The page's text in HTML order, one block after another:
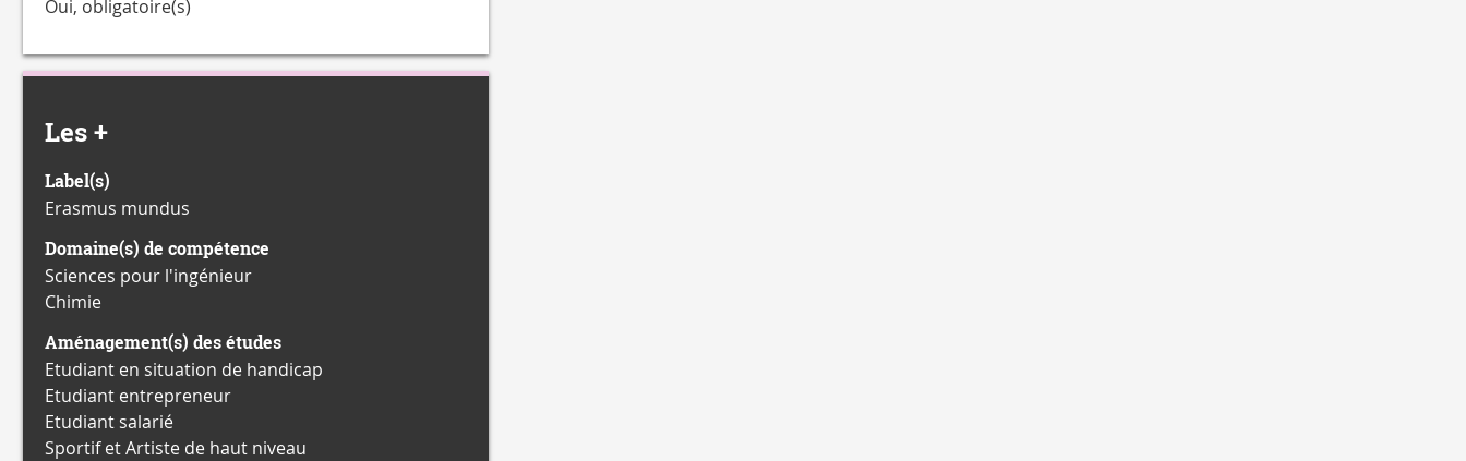
Oui, obligatoire(s)
Les +
Label(s)
Erasmus mundus
Domaine(s) de compétence
Sciences pour l'ingénieur
Chimie
Aménagement(s) des études
Etudiant en situation de handicap
Etudiant entrepreneur
Etudiant salarié
Sportif et Artiste de haut niveau